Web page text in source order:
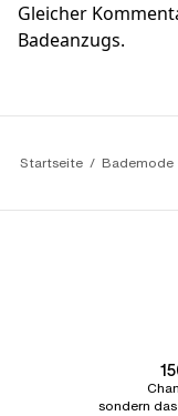
Gleicher
Badeanzugs.
Startseite Bademode
sondern